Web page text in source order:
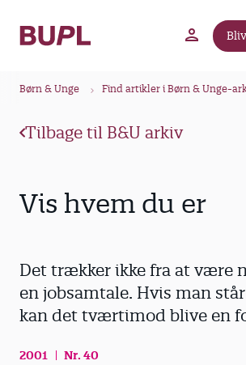
Børn & Unge Find artikler i Børn & Unge-
Tilbage til B&U arkiv
Vis hvem du er
Det trækker ikke fra at være
en jobsamtale. Hvis man
kan det tværtimod blive en
2001
Nr. 40